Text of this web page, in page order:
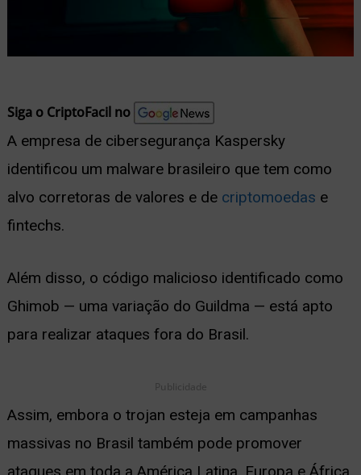
Siga o CriptoFacil no
A empresa de cibersegurança Kaspersky
identificou um malware brasileiro que tem como
alvo corretoras de valores e de criptomoedas e
fintechs.
Além disso, o código malicioso identificado como
Ghimob — uma variação do Guildma — está apto
para realizar ataques fora do Brasil.
Publicidade
Assim, embora o trojan esteja em campanhas
massivas no Brasil também pode promover